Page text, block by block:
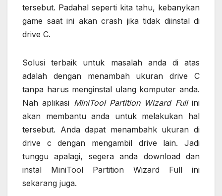
tersebut. Padahal seperti kita tahu, kebanykan
game saat ini akan crash jika tidak diinstal di
drive C.
Solusi terbaik untuk masalah anda di atas
adalah dengan menambah ukuran drive C
tanpa harus menginstal ulang komputer anda.
Nah aplikasi MiniTool Partition Wizard Fullini
akan membantu anda untuk melakukan hal
tersebut. Anda dapat menambahk ukuran di
drive c dengan mengambil drive lain. Jadi
tunggu apalagi, segera anda download dan
instal MiniTool Partition Wizard Full ini
sekarang juga.